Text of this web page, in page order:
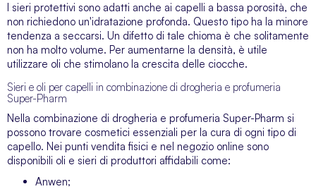
I sieri protettivi sono adatti anche ai capelli a bassa porosità, che
non richiedono un'idratazione profonda. Questo tipo ha la minore
tendenza a seccarsi. Un difetto di tale chioma è che solitamente
non ha molto volume. Per aumentarne la densità, è utile
utilizzare oli che stimolano la crescita delle ciocche.
Sieri e oli per capelli in combinazione di drogheria e profumeria
Super-Pharm
Nella combinazione di drogheria e profumeria Super-Pharm si
possono trovare cosmetici essenziali per la cura di ogni tipo di
capello. Nei punti vendita fisici e nel negozio online sono
disponibili oli e sieri di produttori affidabili come:
Anwen;